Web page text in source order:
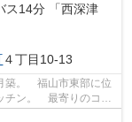
ス14分 「西深津
４丁目10-13
築。 福山市東部に位
チン。 最寄りのコン